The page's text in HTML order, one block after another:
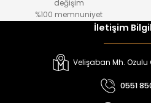
Melra Kız Çocuk Kot Pantolon
%15
Tivon
değişim
%100 memnuniyet
İletişim
Velişaban Mh. Ozulu
0551